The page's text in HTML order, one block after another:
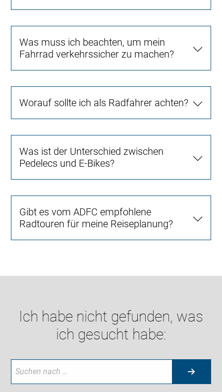
Was muss ich beachten, um mein
Fahrrad verkehrssicher zu machen?
Worauf sollte ich als Radfahrer achten?
Was ist der Unterschied zwischen
Pedelecs und E-Bikes?
Gibt es vom ADFC empfohlene
Radtouren für meine Reiseplanung?
Ich habe nicht gefunden, was
ich gesucht habe: